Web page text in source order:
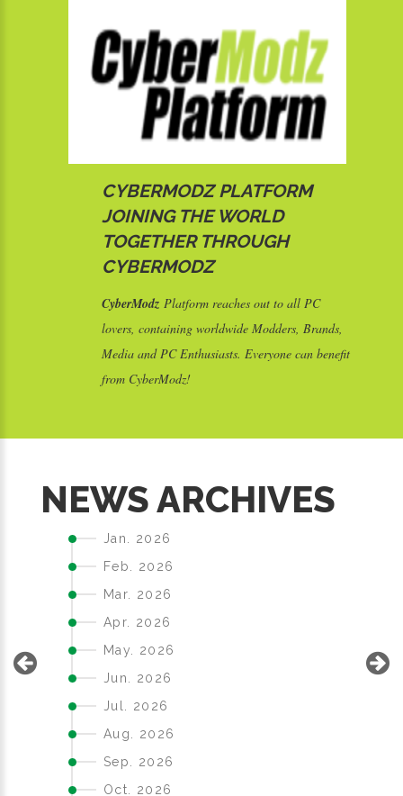
CYBERMODZ PLATFORM
JOINING THE WORLD
TOGETHER THROUGH
CYBERMODZ
CyberModz Platform reaches out to all PC
lovers, containing worldwide Modders, Brands,
Media and PC Enthusiasts. Everyone can benefit
from CyberModz!
NEWS ARCHIVES
Jan. 2026
Feb. 2026
Mar. 2026
Apr. 2026
May. 2026
Jun. 2026
Jul. 2026
Aug. 2026
Sep. 2026
Oct. 2026